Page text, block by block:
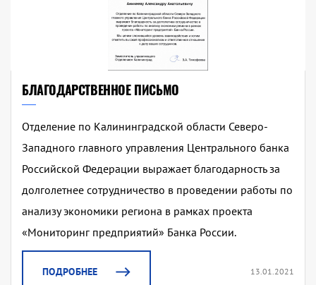
БЛАГОДАРСТВЕННОЕ ПИСЬМО
Отделение по Калининградской области Северо-
Западного главного управления Центрального банка
Российской Федерации выражает благодарность за
долголетнее сотрудничество в проведении работы по
анализу экономики региона в рамках проекта
«Мониторинг предприятий» Банка России.
ПОДРОБНЕЕ 13.01.2021